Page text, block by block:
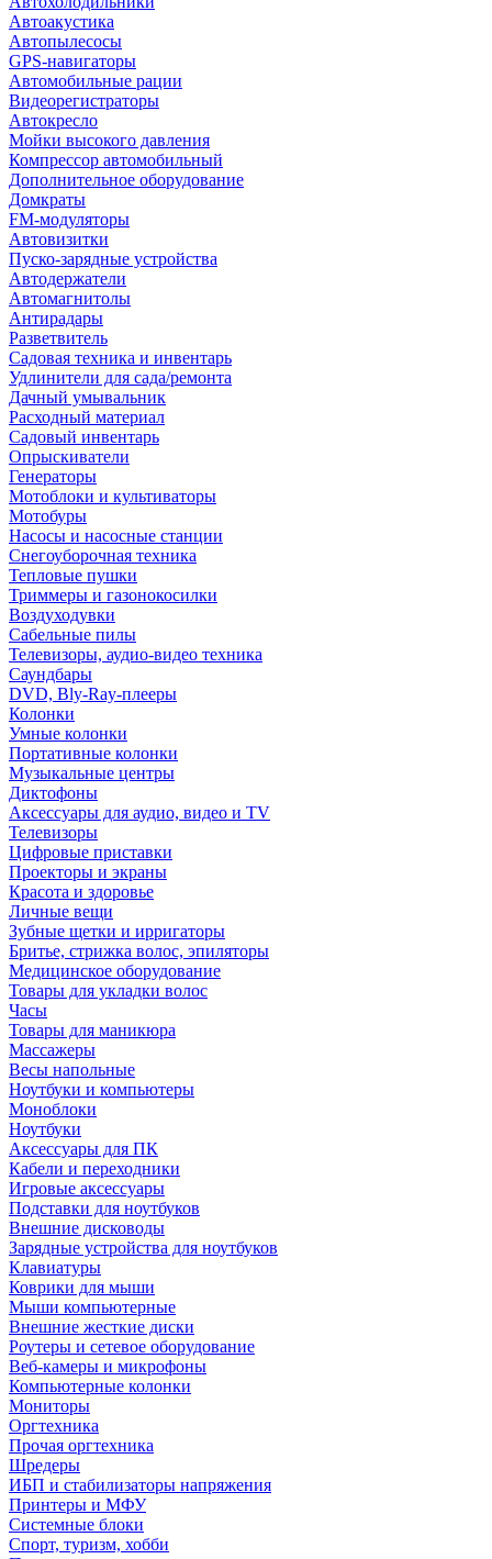
Автоакустика
Автопылесосы
GPS-навигаторы
Автомобильные рации
Видеорегистраторы
Автокресло
Мойки высокого давления
Компрессор автомобильный
Дополнительное оборудование
Домкраты
FM-модуляторы
Автовизитки
Пуско-зарядные устройства
Автодержатели
Автомагнитолы
Антирадары
Разветвитель
Садовая техника и инвентарь
Удлинители для сада/ремонта
Дачный умывальник
Расходный материал
Садовый инвентарь
Опрыскиватели
Генераторы
Мотоблоки и культиваторы
Мотобуры
Насосы и насосные станции
Снегоуборочная техника
Тепловые пушки
Триммеры и газонокосилки
Воздуходувки
Сабельные пилы
Телевизоры, аудио-видео техника
Саундбары
DVD, Bly-Ray-плееры
Колонки
Умные колонки
Портативные колонки
Музыкальные центры
Диктофоны
Аксессуары для аудио, видео и TV
Телевизоры
Цифровые приставки
Проекторы и экраны
Красота и здоровье
Личные вещи
Зубные щетки и ирригаторы
Бритье, стрижка волос, эпиляторы
Медицинское оборудование
Товары для укладки волос
Часы
Товары для маникюра
Массажеры
Весы напольные
Ноутбуки и компьютеры
Моноблоки
Ноутбуки
Аксессуары для ПК
Кабели и переходники
Игровые аксессуары
Подставки для ноутбуков
Внешние дисководы
Зарядные устройства для ноутбуков
Клавиатуры
Коврики для мыши
Мыши компьютерные
Внешние жесткие диски
Роутеры и сетевое оборудование
Веб-камеры и микрофоны
Компьютерные колонки
Мониторы
Оргтехника
Прочая оргтехника
Шредеры
ИБП и стабилизаторы напряжения
Принтеры и МФУ
Системные блоки
Спорт, туризм, хобби